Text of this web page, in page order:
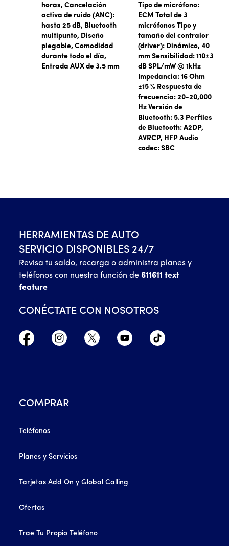
horas, Cancelación
activa de ruido (ANC):
hasta 25 dB, Bluetooth
multipunto, Diseño
plegable, Comodidad
durante todo el día,
Entrada AUX de 3.5 mm
Tipo de micrófono:
ECM Total de 3
micrófonos Tipo y
tamaño del contralor
(driver): Dinámico, 40
mm Sensibilidad: 110±3
dB SPL/mW @ 1kHz
Impedancia: 16 Ohm
±15 % Respuesta de
frecuencia: 20-20,000
Hz Versión de
Bluetooth: 5.3 Perfiles
de Bluetooth: A2DP,
AVRCP, HFP Audio
codec: SBC
HERRAMIENTAS DE AUTO
SERVICIO DISPONIBLES 24/7
Revisa tu saldo, recarga o administra planes y
teléfonos con nuestra función de 611611 text
feature
CONÉCTATE CON NOSOTROS
COMPRAR
Teléfonos
Planes y Servicios
Tarjetas Add On y Global Calling
Ofertas
Trae Tu Propio Teléfono